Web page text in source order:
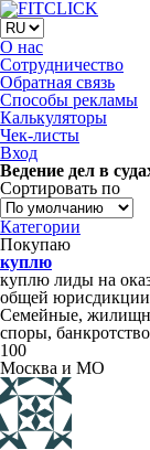
О нас
Сотрудничество
Обратная связь
Способы рекламы
Калькуляторы
Чек-листы
Вход
Ведение дел в
Сортировать по
Категории
Покупаю
куплю
куплю лиды на
общей юрисдикции
Семейные,
споры,
100
Москва и МО